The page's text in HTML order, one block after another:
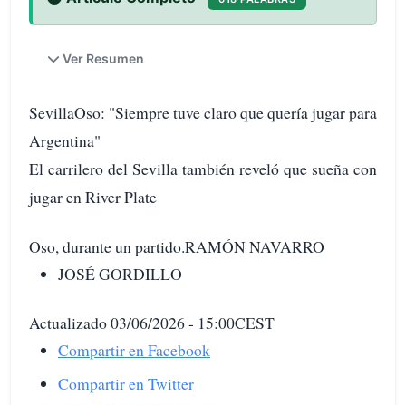
Ver Resumen
SevillaOso: "Siempre tuve claro que quería jugar para
Argentina"
El carrilero del Sevilla también reveló que sueña con
jugar en River Plate
Oso, durante un partido.RAMÓN NAVARRO
JOSÉ GORDILLO
Actualizado 03/06/2026 - 15:00CEST
Compartir en Facebook
Compartir en Twitter